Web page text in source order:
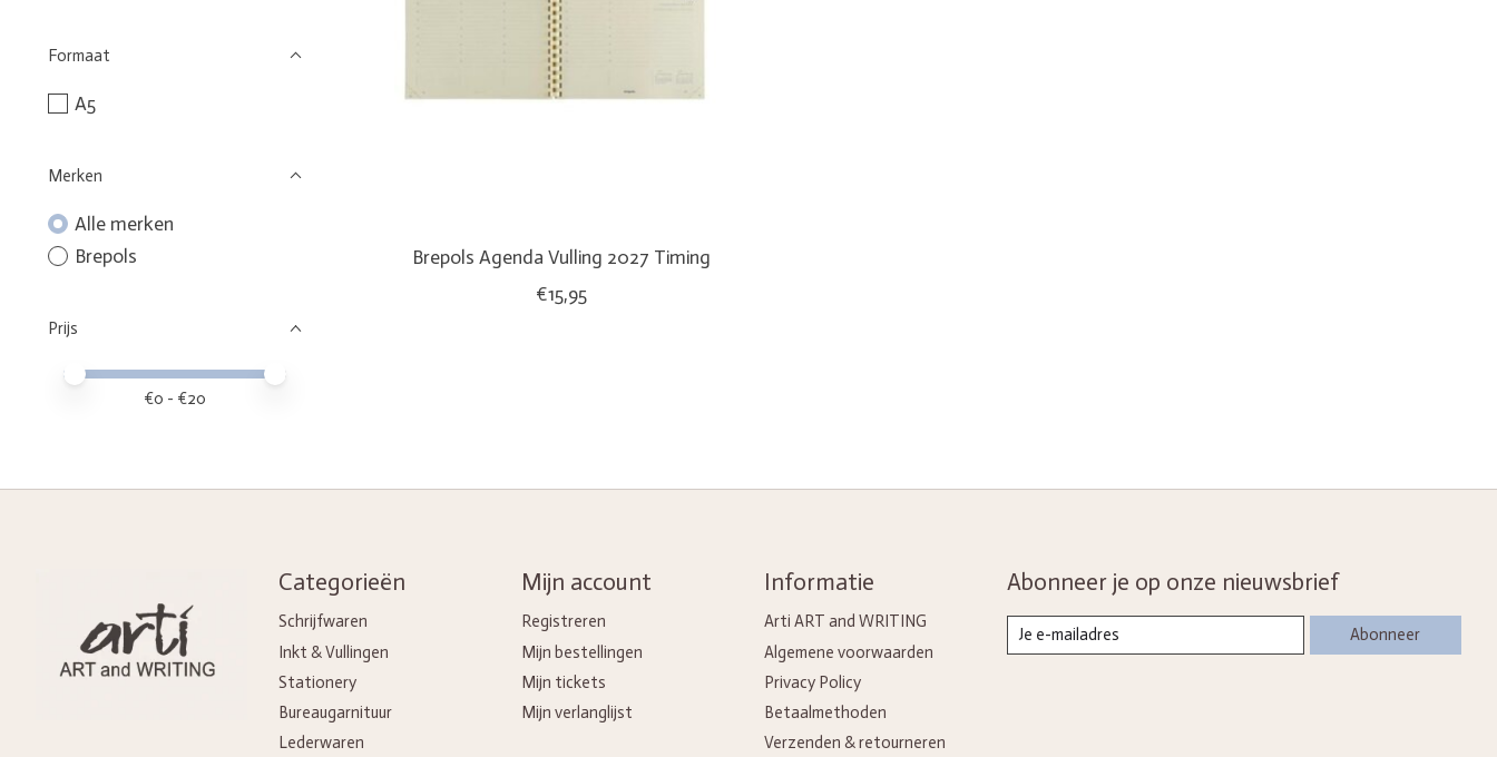
Formaat
A5
Merken
Alle merken
Brepols
Prijs
Minimale prijswaarde
Price maximum value
€0 - €20
Brepols Agenda Vulling 2027 Timing
€15,95
Categorieën
Schrijfwaren
Inkt & Vullingen
Stationery
Bureaugarnituur
Lederwaren
Mijn account
Registreren
Mijn bestellingen
Mijn tickets
Mijn verlanglijst
Informatie
Arti ART and WRITING
Algemene voorwaarden
Privacy Policy
Betaalmethoden
Verzenden & retourneren
Abonneer je op onze nieuwsbrief
Abonneer